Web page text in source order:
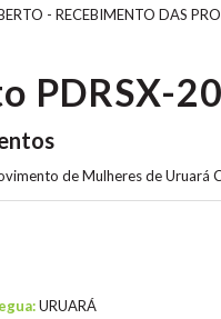
- RECEBIMENTO DAS
PDRSX-
de Mulheres de Uruará
URUARÁ